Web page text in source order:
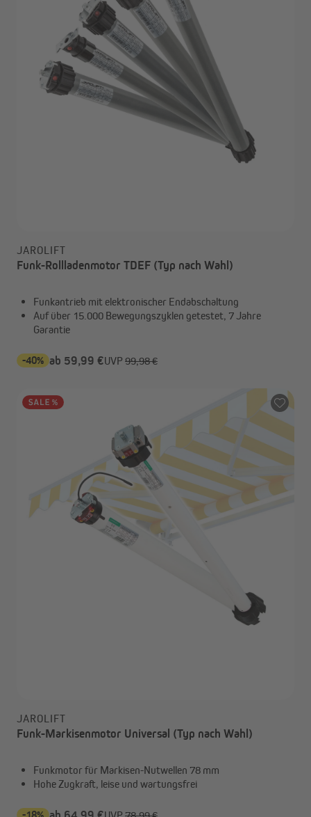
JAROLIFT
Funk-Rollladenmotor TDEF (Typ nach Wahl)
Funkantrieb mit elektronischer Endabschaltung
Auf über 15.000 Bewegungszyklen getestet, 7 Jahre
Garantie
-40% ab 59,99 €UVP 99,98 €
JAROLIFT
Funk-Markisenmotor Universal (Typ nach Wahl)
Funkmotor für Markisen-Nutwellen 78 mm
Hohe Zugkraft, leise und wartungsfrei